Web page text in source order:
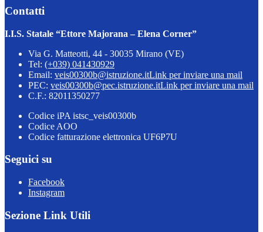
Contatti
I.I.S. Statale “Ettore Majorana – Elena Corner”
Via G. Matteotti, 44 - 30035 Mirano (VE)
Tel: (+039) 041430929
Email: veis00300b@istruzione.itLink per inviare una mail
PEC: veis00300b@pec.istruzione.itLink per inviare una mail
C.F.: 82011350277
Codice iPA istsc_veis00300b
Codice AOO
Codice fatturazione elettronica UF6P7U
Seguici su
Facebook
Instagram
Sezione Link Utili